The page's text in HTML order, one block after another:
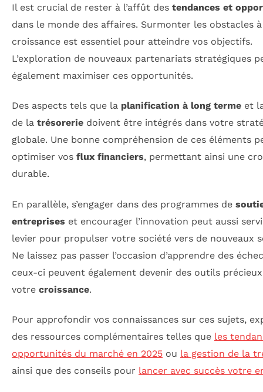
Il est crucial de rester à l’affût des tendances et
dans le monde des affaires. Surmonter les obstacles
croissance est essentiel pour atteindre vos objectifs.
L’exploration de nouveaux partenariats stratégiques
également maximiser ces opportunités.
Des aspects tels que la planification à long terme et
de la trésorerie doivent être intégrés dans votre
globale. Une bonne compréhension de ces éléments
optimiser vos flux financiers, permettant ainsi une
durable.
En parallèle, s’engager dans des programmes de
entreprises et encourager l’innovation peut aussi
levier pour propulser votre société vers de nouveaux
Ne laissez pas passer l’occasion d’apprendre des
ceux-ci peuvent également devenir des outils
votre croissance.
Pour approfondir vos connaissances sur ces sujets,
des ressources complémentaires telles que les
opportunités du marché en 2025 ou la gestion de la
ainsi que des conseils pour lancer avec succès votre